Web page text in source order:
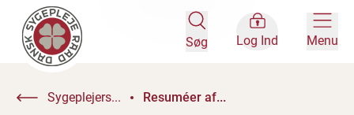
Søg Log Ind Menu
Sygeplejers... Resuméer af...